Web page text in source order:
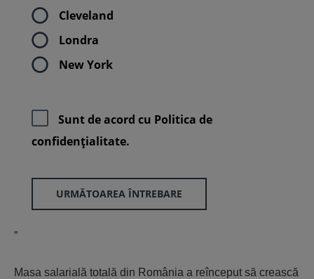
Cleveland
Londra
New York
Sunt de acord cu Politica de
confidenţialitate.
URMĂTOAREA ÎNTREBARE
”
Masa salarială totală din România a reînceput să crească